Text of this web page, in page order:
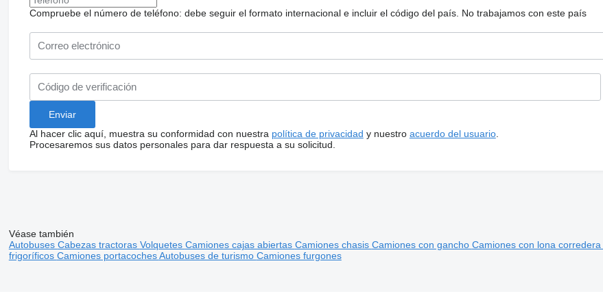
Compruebe el número de teléfono: debe seguir el formato internacional e incluir el código del país. No trabajamos con este país
Al hacer clic aquí, muestra su conformidad con nuestra política de privacidad y nuestro acuerdo del usuario.
Procesaremos sus datos personales para dar respuesta a su solicitud.
Véase también
Autobuses Cabezas tractoras Volquetes Camiones cajas abiertas Camiones chasis Camiones con gancho Camiones con lona corredera
frigoríficos Camiones portacochesAutobuses de turismo Camiones furgones